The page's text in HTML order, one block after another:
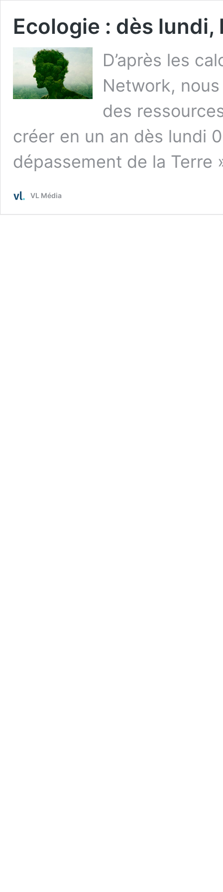
Ecologie : dès lundi,
D’après les
Network,
des
créer en un an dès lundi
dépassement de la
VL Média